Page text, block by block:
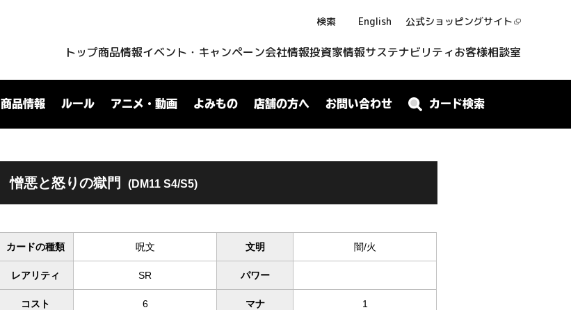
検索 English 公式ショッピングサイト
トップ商品情報イベント・キャンペーン会社情報投資家情報サステナビリティお客様相談室
商品情報 ルール アニメ・動画 よみもの 店舗の方へ お問い合わせ カード検索
憎悪と怒りの獄門 (DM11 S4/S5)
カードの種類 呪文 文明 闇/火
レアリティ SR パワー
コスト 6 マナ 1